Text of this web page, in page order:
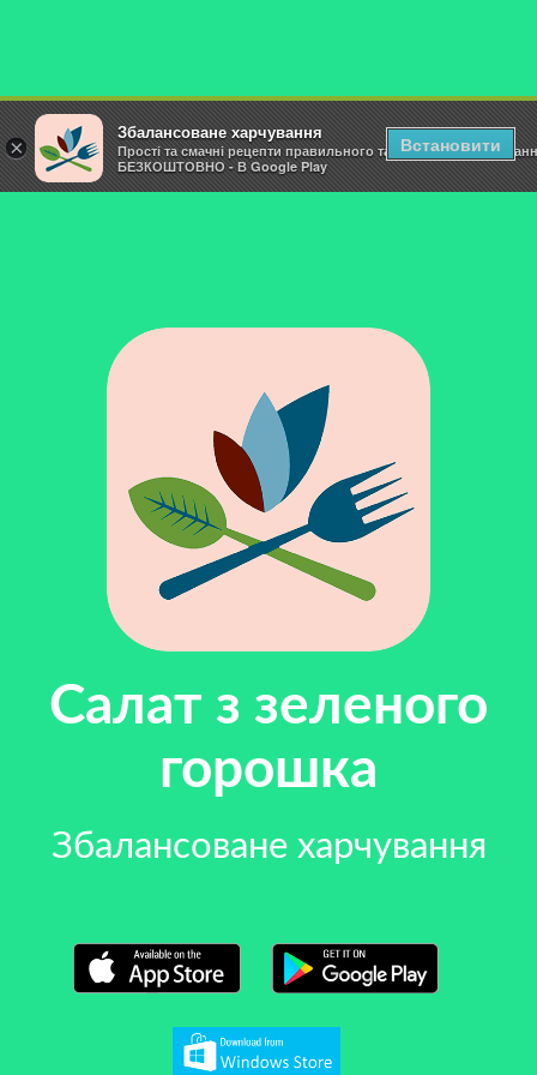
Салат з зеленого
горошка
Збалансоване харчування
×
Збалансоване харчування
Прості та смачні рецепти правильного та здорового
БЕЗКОШТОВНО - В Google Play
Встановити